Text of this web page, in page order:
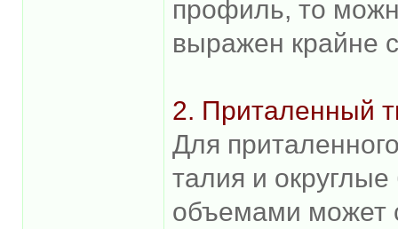
профиль, то
выражен крайне
2. Приталенный
Для
талия и
объемами может